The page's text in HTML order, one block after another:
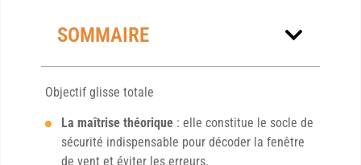
SOMMAIRE
Objectif glisse totale
La maîtrise théorique : elle constitue le socle de
sécurité indispensable pour décoder la fenêtre
de vent et éviter les erreurs.